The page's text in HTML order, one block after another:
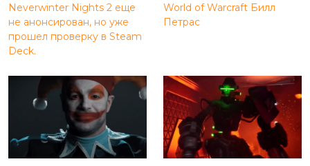
Neverwinter Nights 2 еще
не анонсирован, но уже
прошел проверку в Steam
Deck.
World of Warcraft Билл
Петрас